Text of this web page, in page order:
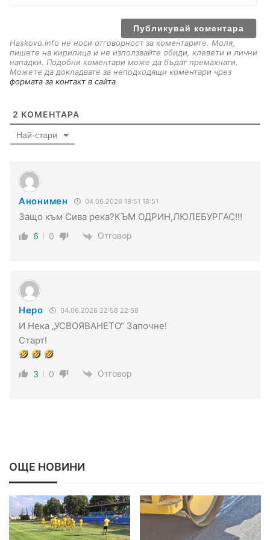
a
Haskovo.info не носи отговорност за коментарите. Моля,
пишете на кирилица и не използвайте обиди, клевети и лични
нападки. Подобни коментари може да бъдат премахнати.
Можете да докладвате за неподходящи коментари чрез
формата за контакт в сайта.
2 КОМЕНТАРА
Най-стари
Анонимен 04.06.2026 18:51 18:51
Защо към Сива река?КЪМ ОДРИН,ЛЮЛЕБУРГАС!!!
6 0 Отговор
Неро 04.06.2026 22:58 22:58
И Нека „УСВОЯВАНЕТО“ Започне!
Старт!
3 0 Отговор
ОЩЕ НОВИНИ